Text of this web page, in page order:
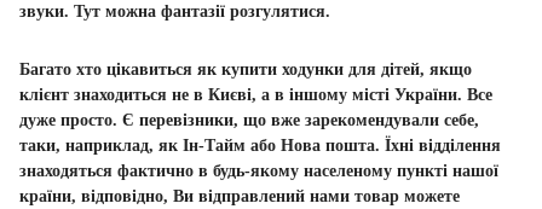
звуки. Тут можна фантазії розгулятися.
Багато хто цікавиться як купити ходунки для дітей, якщо
клієнт знаходиться не в Києві, а в іншому місті України. Все
дуже просто. Є перевізники, що вже зарекомендували себе,
таки, наприклад, як Ін-Тайм або Нова пошта. Їхні відділення
знаходяться фактично в будь-якому населеному пункті нашої
країни, відповідно, Ви відправлений нами товар можете